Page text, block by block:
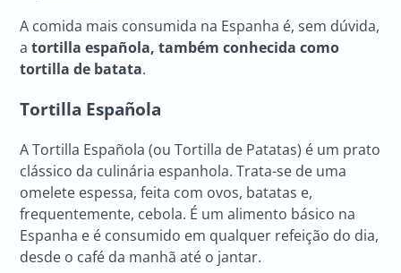
A comida mais consumida na Espanha é, sem dúvida,
atortilla española, também conhecida como
tortilla de batata.
Tortilla Española
A Tortilla Española (ou Tortilla de Patatas) é um prato
clássico da culinária espanhola. Trata-se de uma
omelete espessa, feita com ovos, batatas e,
frequentemente, cebola. É um alimento básico na
Espanha e é consumido em qualquer refeição do dia,
desde o café da manhã até o jantar.